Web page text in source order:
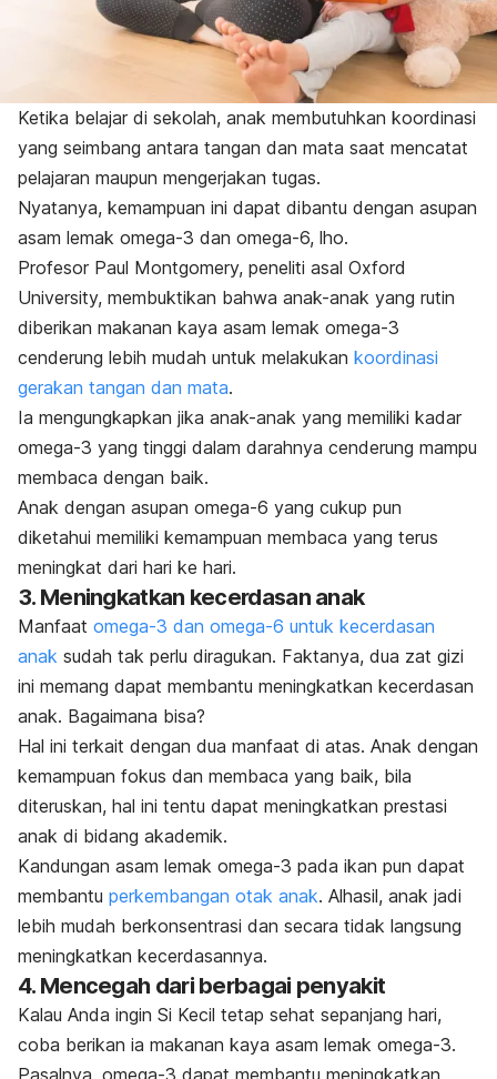
Ketika belajar di sekolah, anak membutuhkan koordinasi
yang seimbang antara tangan dan mata saat mencatat
pelajaran maupun mengerjakan tugas.
Nyatanya, kemampuan ini dapat dibantu dengan asupan
asam lemak omega-3 dan omega-6, lho.
Profesor Paul Montgomery, peneliti asal Oxford
University, membuktikan bahwa anak-anak yang rutin
diberikan makanan kaya asam lemak omega-3
cenderung lebih mudah untuk melakukan koordinasi
gerakan tangan dan mata.
Ia mengungkapkan jika anak-anak yang memiliki kadar
omega-3 yang tinggi dalam darahnya cenderung mampu
membaca dengan baik.
Anak dengan asupan omega-6 yang cukup pun
diketahui memiliki kemampuan membaca yang terus
meningkat dari hari ke hari.
3. Meningkatkan kecerdasan anak
Manfaat omega-3 dan omega-6 untuk kecerdasan
anak sudah tak perlu diragukan. Faktanya, dua zat gizi
ini memang dapat membantu meningkatkan kecerdasan
anak. Bagaimana bisa?
Hal ini terkait dengan dua manfaat di atas. Anak dengan
kemampuan fokus dan membaca yang baik, bila
diteruskan, hal ini tentu dapat meningkatkan prestasi
anak di bidang akademik.
Kandungan asam lemak omega-3 pada ikan pun dapat
membantu perkembangan otak anak. Alhasil, anak jadi
lebih mudah berkonsentrasi dan secara tidak langsung
meningkatkan kecerdasannya.
4. Mencegah dari berbagai penyakit
Kalau Anda ingin Si Kecil tetap sehat sepanjang hari,
coba berikan ia makanan kaya asam lemak omega-3.